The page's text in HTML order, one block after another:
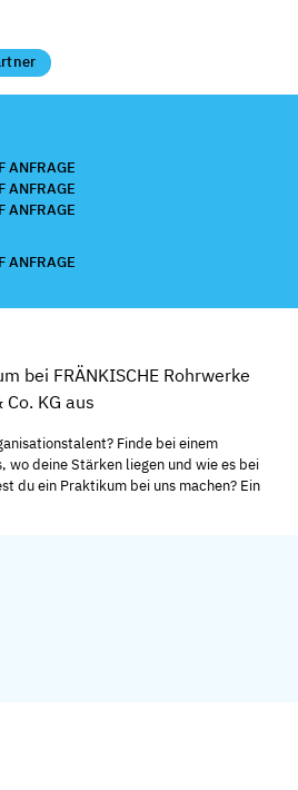
ANFRAGE
ANFRAGE
ANFRAGE
ANFRAGE
bei FRÄNKISCHE Rohrwerke
KG aus
Finde bei einem
deine Stärken liegen und wie es bei
du ein Praktikum bei uns machen? Ein